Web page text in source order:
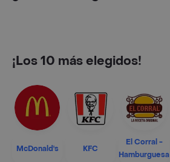
¡Los 10 más elegidos!
McDonald's KFC
El Corral -
Hamburguesa